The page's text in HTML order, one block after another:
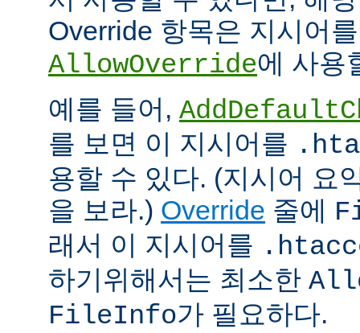
Override 항목은 지시어
AllowOverride에 사용
예를 들어,
를 보면 이 지시어를
용할 수 있다. (지시어 요
을 보라.) Override 줄에
래서 이 지시어를
하기위해서는 최소한
FileInfo가 필요하다.